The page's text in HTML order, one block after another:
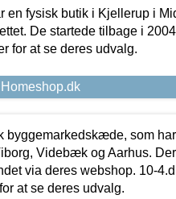
en fysisk butik i Kjellerup i
De startede tilbage i
for at se deres udvalg.
byggemarkedskæde, som
Videbæk og Aarhus.
via deres webshop. 10-
at se deres udvalg.